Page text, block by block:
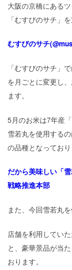
大阪の京橋にある
「むすびのサチ」
むすびのサチ
「むすびのサチ」
を月ごとに変更し
ます。
5月のお米は7年産
雪若丸を使用する
の品種となっており
だから美味しい「
戦略推進本部
また、今回雪若丸
店舗を利用してい
と、豪華景品が当
おります。